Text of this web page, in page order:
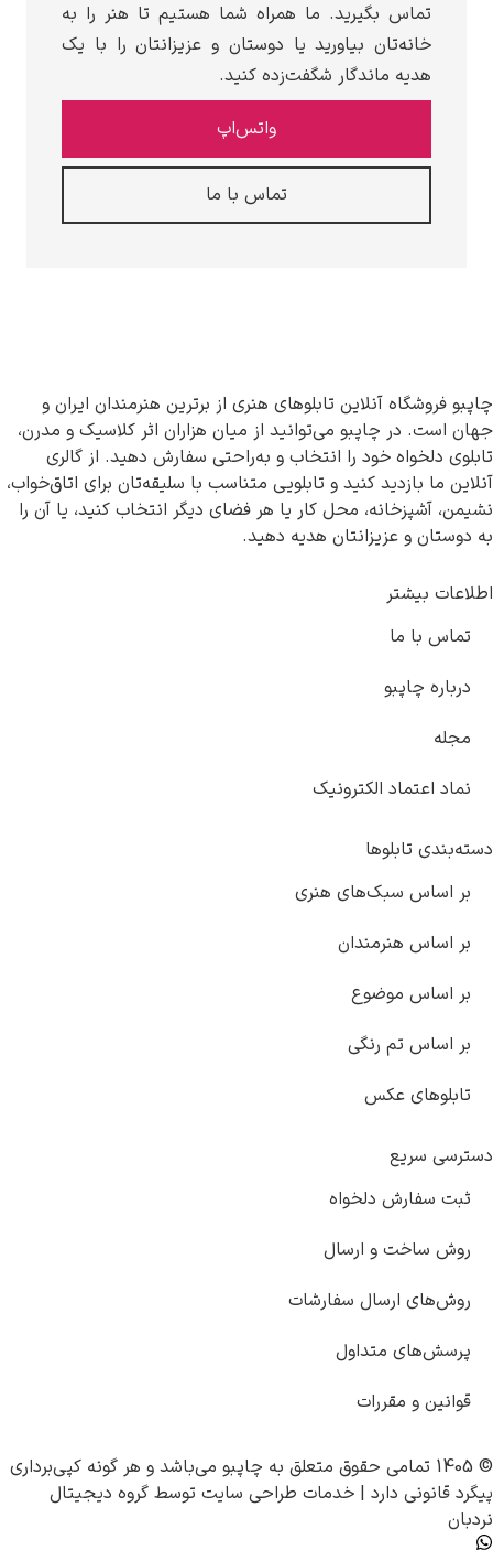
تماس بگیرید. ما همراه شما هستیم تا هنر را به
خانه‌تان بیاورید یا دوستان و عزیزانتان را با یک
هدیه ماندگار شگفت‌زده کنید.
واتس‌اپ
تماس با ما
فروشگاه آنلاین تابلوهای هنری از برترین هنرمندان ایران و
است. در چاپبو می‌توانید از میان هزاران اثر کلاسیک و مدرن،
دلخواه خود را انتخاب و به‌راحتی سفارش دهید. از گالری
ما بازدید کنید و تابلویی متناسب با سلیقه‌تان برای اتاق‌خواب،
آشپزخانه، محل کار یا هر فضای دیگر انتخاب کنید، یا آن را
و عزیزانتان هدیه دهید.
بیشتر
با ما
چاپبو
اعتماد الکترونیک
تابلوها
اساس سبک‌های هنری
اساس هنرمندان
اساس موضوع
اساس تم رنگی
عکس
سریع
سفارش دلخواه
ساخت و ارسال
ارسال سفارشات
متداول
و مقررات
چاپبومی‌باشد و هر گونه کپی‌برداری
قانونی دارد |خدمات طراحی سایتتوسطگروه دیجیتال